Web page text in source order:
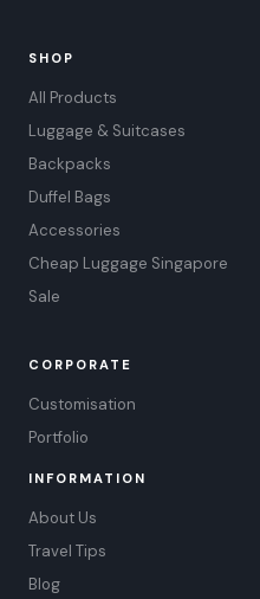
SHOP
All Products
Luggage & Suitcases
Backpacks
Duffel Bags
Accessories
Cheap Luggage Singapore
Sale
CORPORATE
Customisation
Portfolio
INFORMATION
About Us
Travel Tips
Blog